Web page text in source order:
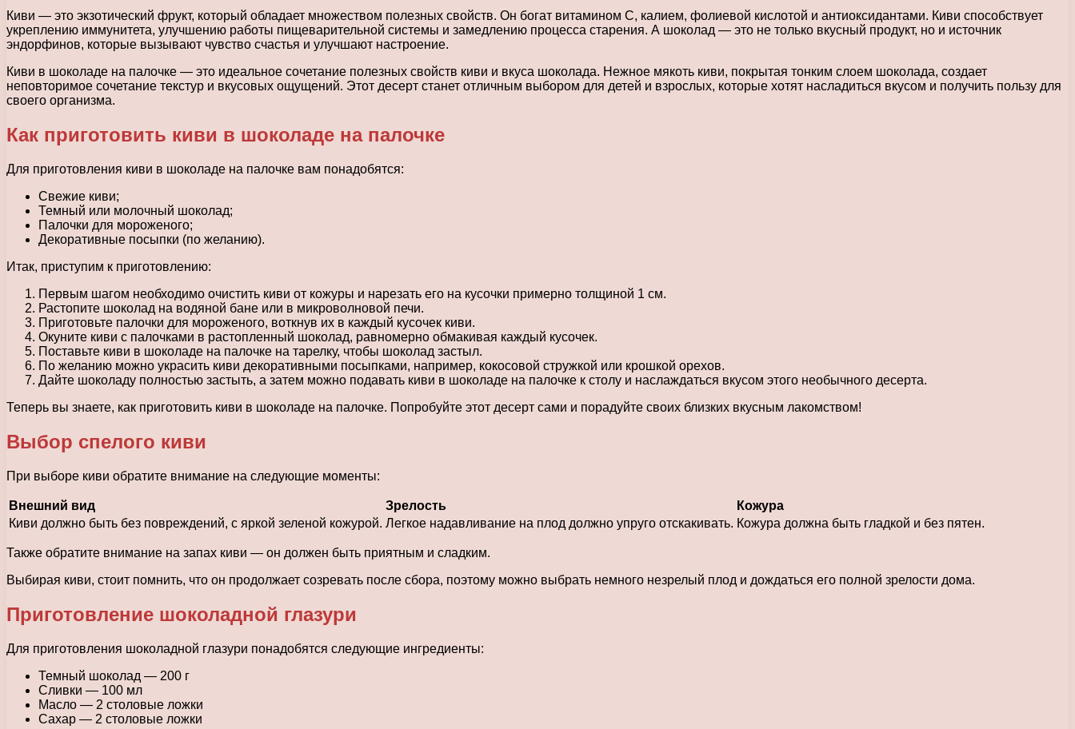
Киви — это экзотический фрукт, который обладает множеством полезных свойств. Он богат витамином C, калием, фолиевой кислотой и антиоксидантами. Киви способствует
укреплению иммунитета, улучшению работы пищеварительной системы и замедлению процесса старения. А шоколад — это не только вкусный продукт, но и источник
эндорфинов, которые вызывают чувство счастья и улучшают настроение.
Киви в шоколаде на палочке — это идеальное сочетание полезных свойств киви и вкуса шоколада. Нежное мякоть киви, покрытая тонким слоем шоколада, создает
неповторимое сочетание текстур и вкусовых ощущений. Этот десерт станет отличным выбором для детей и взрослых, которые хотят насладиться вкусом и получить пользу для
своего организма.
Как приготовить киви в шоколаде на палочке
Для приготовления киви в шоколаде на палочке вам понадобятся:
Свежие киви;
Темный или молочный шоколад;
Палочки для мороженого;
Декоративные посыпки (по желанию).
Итак, приступим к приготовлению:
Первым шагом необходимо очистить киви от кожуры и нарезать его на кусочки примерно толщиной 1 см.
Растопите шоколад на водяной бане или в микроволновой печи.
Приготовьте палочки для мороженого, воткнув их в каждый кусочек киви.
Окуните киви с палочками в растопленный шоколад, равномерно обмакивая каждый кусочек.
Поставьте киви в шоколаде на палочке на тарелку, чтобы шоколад застыл.
По желанию можно украсить киви декоративными посыпками, например, кокосовой стружкой или крошкой орехов.
Дайте шоколаду полностью застыть, а затем можно подавать киви в шоколаде на палочке к столу и наслаждаться вкусом этого необычного десерта.
Теперь вы знаете, как приготовить киви в шоколаде на палочке. Попробуйте этот десерт сами и порадуйте своих близких вкусным лакомством!
Выбор спелого киви
При выборе киви обратите внимание на следующие моменты:
Внешний вид Зрелость
Кожура
Киви должно быть без повреждений, с яркой зеленой кожурой. Легкое надавливание на плод должно упруго отскакивать. Кожура должна быть гладкой и без пятен.
Также обратите внимание на запах киви — он должен быть приятным и сладким.
Выбирая киви, стоит помнить, что он продолжает созревать после сбора, поэтому можно выбрать немного незрелый плод и дождаться его полной зрелости дома.
Приготовление шоколадной глазури
Для приготовления шоколадной глазури понадобятся следующие ингредиенты:
Темный шоколад — 200 г
Сливки — 100 мл
Масло — 2 столовые ложки
Сахар — 2 столовые ложки